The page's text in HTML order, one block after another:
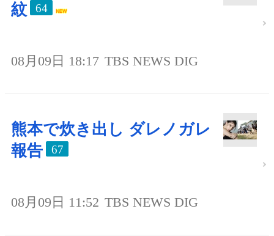
紋
64
08月09日 18:17 TBS NEWS DIG
熊本で炊き出し ダレノガレ
報告
67
08月09日 11:52 TBS NEWS DIG